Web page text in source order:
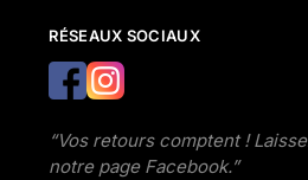
RÉSEAUX SOCIAUX
“Vos retours comptent !
notre page Facebook.”